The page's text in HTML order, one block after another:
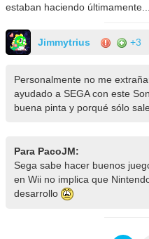
estaban haciendo últimamente...
Jimmytrius +3
Personalmente no me
ayudado a SEGA con este
buena pinta y porqué sólo
Para PacoJM:
Sega sabe hacer buenos
en Wii no implica que
desarrollo